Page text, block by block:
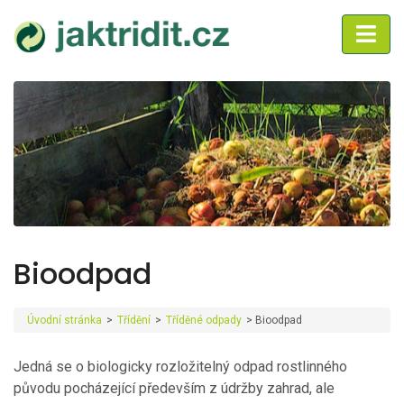
Bioodpad
Úvodní stránka > Třídění > Tříděné odpady > Bioodpad
Jedná se o biologicky rozložitelný odpad rostlinného
původu pocházející především z údržby zahrad, ale